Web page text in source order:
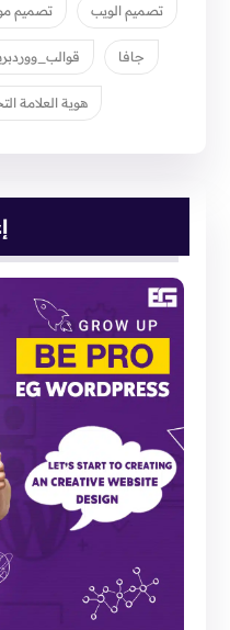
تصميم الويب تصميم
جافا
هوية العلامة